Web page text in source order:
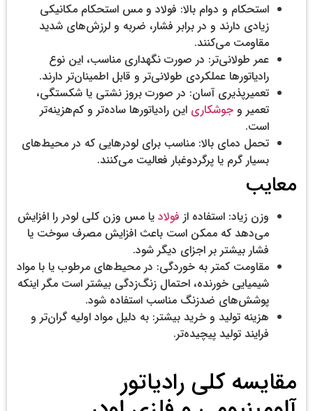
استحکام و دوام بالا: فولاد و مس استحکام مکانیکی
زیادی دارند و در برابر فشار، ضربه و لرزش‌های شدید
مقاومت می‌کنند.
عمر طولانی‌تر: در صورت نگهداری مناسب، این نوع
رادیاتورها عملکردی طولانی‌تر و قابل اطمینان‌تر دارند.
تعمیرپذیری آسان: در صورت بروز نشتی یا شکستگی،
تعمیر و جوشکاری این رادیاتورها ساده‌تر و کم‌هزینه‌تر
است.
تحمل دمای بالا: مناسب برای لودرهایی که در محیط‌های
بسیار گرم یا پرگردوغبار فعالیت می‌کنند.
معایب
وزن زیاد: استفاده از فولادیا مس وزن کلی لودر را افزایش
می‌دهد که ممکن است باعث افزایش مصرف سوخت یا
فشار بیشتر بر اجزای دیگر شود.
مقاومت کمتر به خوردگی: در محیط‌های مرطوب یا با مواد
شیمیایی خورنده، احتمال زنگ‌زدگی بیشتر است مگر اینکه
پوشش‌های ضدزنگ مناسب استفاده شود.
هزینه تولید و خرید بیشتر: به دلیل مواد اولیه گران‌تر و
فرایند تولید پیچیده‌تر.
مقایسه کلی رادیاتور